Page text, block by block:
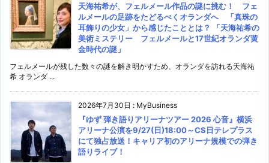
天海祐希が、フェルメール作品の謎に挑む！ フェ
ルメールの足跡をたどるべくオランダへ 「真珠の
耳飾りの少女」から感じたこととは？ 「天海祐希の
美術ミステリー フェルメールと17世紀オランダ黄
金時代の謎」
フェルメールが残した数々の謎を解き明かすため、オランダを訪れる天海祐
希 オランダ ...
2026年7月30日 : MyBusiness
『ゆず 弾き語りアリーナツアー 2026 心音』横浜
アリーナ公演を9/27(日)18:00～CS日テレプラス
にて独占放送！キャリア初のアリーナ規模での弾き
語りライブ！